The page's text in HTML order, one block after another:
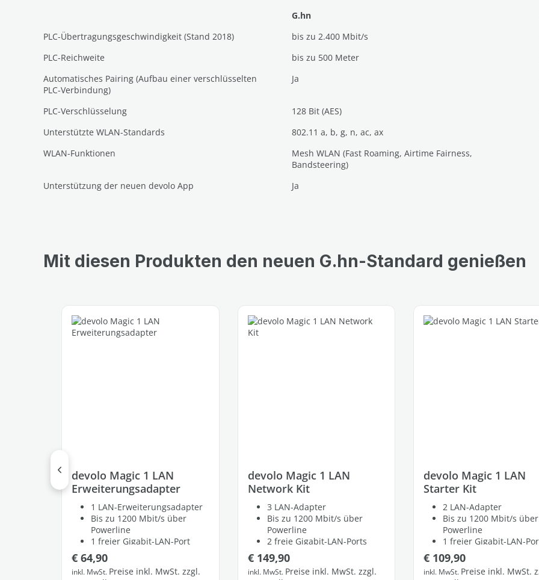
G.hn
PLC-Übertragungsgeschwindigkeit (Stand 2018)
bis zu 2.400 Mbit/s
PLC-Reichweite
bis zu 500 Meter
Automatisches Pairing (Aufbau einer verschlüsselten
PLC-Verbindung)
Ja
PLC-Verschlüsselung 128 Bit (AES)
Unterstützte WLAN-Standards
802.11 a, b, g, n, ac, ax
WLAN-Funktionen
Mesh WLAN (Fast Roaming, Airtime Fairness,
Bandsteering)
Unterstützung der neuen devolo App Ja
Mit diesen Produkten den neuen G.hn-Standard genießen
Produktgalerie überspringen
devolo Magic 1 LAN
Erweiterungsadapter
1 LAN-Erweiterungsadapter
Bis zu 1200 Mbit/s über
Powerline
1 freier Gigabit-LAN-Port
Regulärer Preis:
€ 64,90
inkl. MwSt. Preise inkl. MwSt. zzgl.
devolo Magic 1 LAN
Network Kit
3 LAN-Adapter
Bis zu 1200 Mbit/s über
Powerline
2 freie Gigabit-LAN-Ports
Regulärer Preis:
€ 149,90
inkl. MwSt. Preise inkl. MwSt. zzgl.
devolo Magic 1 LAN
Starter Kit
2 LAN-Adapter
Bis zu 1200 Mbit/s über
Powerline
1 freier Gigabit-LAN-
Regulärer Preis:
€ 109,90
inkl. MwSt. Preise inkl. MwSt.